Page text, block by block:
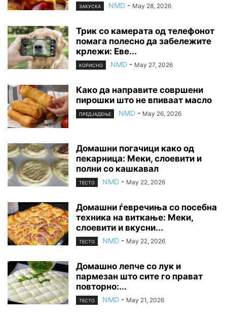
ЗАКУСКА NMD - May 28, 2026
Трик со камерата од телефонот
помага полесно да забележите
крлежи: Еве...
КОРИСНО NMD - May 27, 2026
Како да направите совршени
пирошки што не впиваат масло
ПРЕДЈАДЕЊЕ NMD - May 26, 2026
Домашни погачици како од
пекарница: Меки, слоевити и
полни со кашкавал
ТЕСТО NMD - May 22, 2026
Домашни ѓевречиња со посебна
техника на виткање: Меки,
слоевити и вкусни...
ТЕСТО NMD - May 22, 2026
Домашно лепче со лук и
пармезан што сите го прават
повторно:...
ТЕСТО NMD - May 21, 2026